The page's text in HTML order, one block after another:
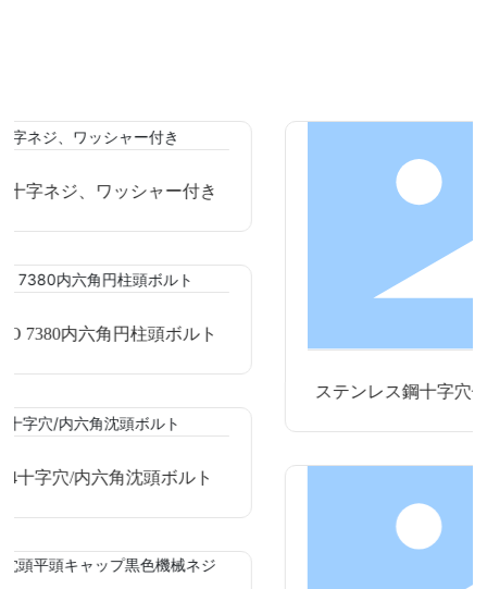
き
ト
ト
ステンレス鋼十字穴付き機械用ファスナーね
十字溝ねじ